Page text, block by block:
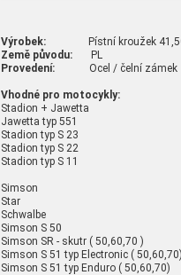
Výrobek: Pístní kroužek 41,50
Země původu: PL
Provedení: Ocel / čelní zámek
Vhodné pro motocykly:
Stadion + Jawetta
Jawetta typ 551
Stadion typ S 23
Stadion typ S 22
Stadion typ S 11
Simson
Star
Schwalbe
Simson S 50
Simson SR - skutr ( 50,60,70 )
Simson S 51 typ Electronic (
Simson S 51 typ Enduro ( 50,60,70)